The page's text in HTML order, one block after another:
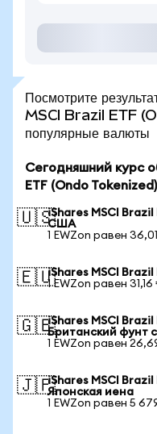
Посмотрите
MSCI Brazil ETF
популярные валюты
Сегодняшний курс
ETF (Ondo Tokenized)
🇺🇸iShares MSCI
США
1 EWZon равен
🇪🇺iShares MSCI
1 EWZon равен
🇬🇧iShares MSCI Brazil
Британский фунт
1 EWZon равен
🇯🇵iShares MSCI Brazil
Японская иена
1 EWZon равен 5